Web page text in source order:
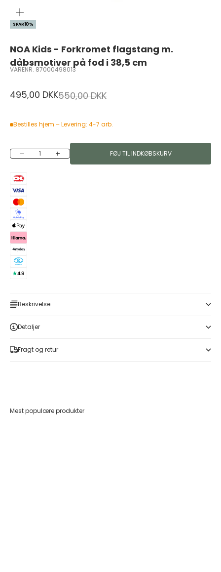
SPAR 10%
NOA Kids - Forkromet flagstang m.
dåbsmotiver på fod i 38,5 cm
VARENR. 87000498013
Salgspris
495,00 DKKNormalpris
550,00 DKK
Bestilles hjem – Levering: 4-7 arb.
Sænk antal Øg antal FØJ TIL INDKØBSKURV
Beskrivelse
Detaljer
Fragt og retur
Mest populære produkter